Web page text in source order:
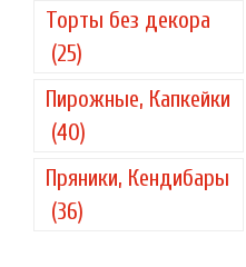
Торты без декора
(25)
Пирожные, Капкейки
(40)
Пряники, Кендибары
(36)